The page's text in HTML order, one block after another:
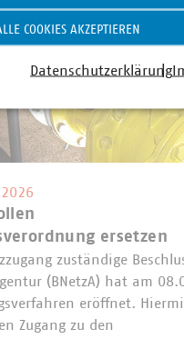
ersetzen
zuständige
(BNetzA) hat am
eröffnet.
Zugang zu den
COOKIES AKZEPTIEREN
Datenschutzerklärung